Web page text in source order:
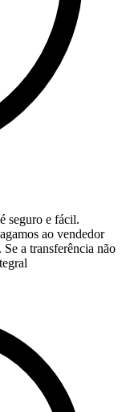
seguro e fácil.
ao vendedor
a transferência não